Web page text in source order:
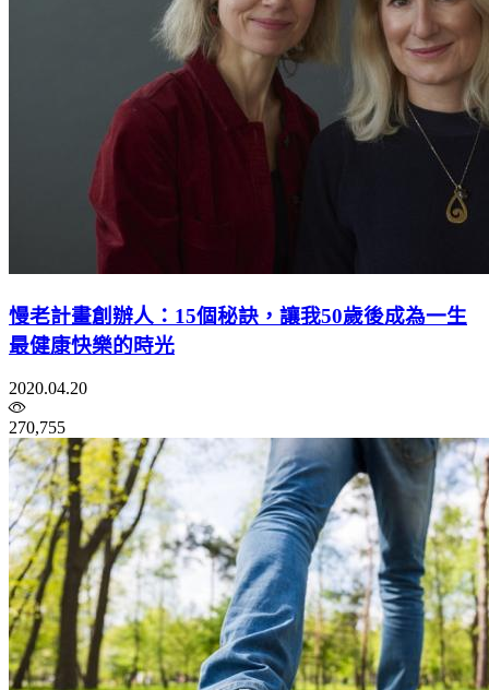
慢老計畫創辦人：15個秘訣，讓我50歲後成為一生
最健康快樂的時光
2020.04.20
270,755